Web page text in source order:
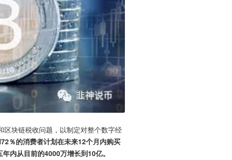
区块链税收问题，以制定对整个数字经
％的消费者计划在未来12个月内购买
内从目前的4000万增长到10亿。